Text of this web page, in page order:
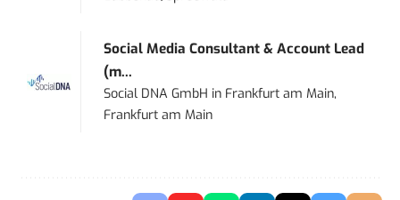
Social Media Consultant & Account Lead
(m...
Social DNA GmbH in Frankfurt am Main,
Frankfurt am Main